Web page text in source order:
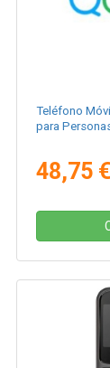
Teléfono
para
48,75 €